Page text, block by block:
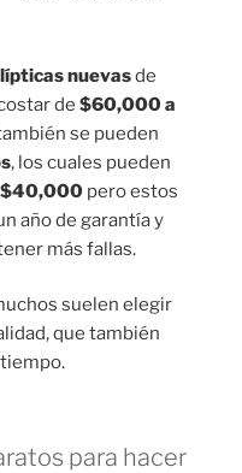
nuevasde
de $60,000 a
se pueden
, los cuales pueden
pero estos
año de garantía y
más fallas.
suelen elegir
que también
para hacer